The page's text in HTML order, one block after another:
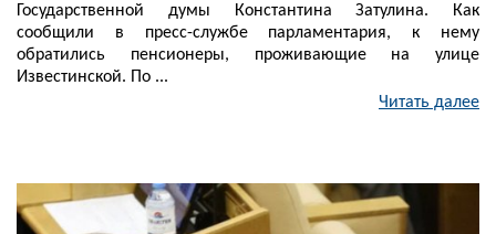
Государственной думы Константина Затулина. Как
сообщили в пресс-службе парламентария, к нему
обратились пенсионеры, проживающие на улице
Известинской. По ...
Читать далее